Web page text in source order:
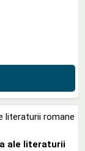
ale literaturii